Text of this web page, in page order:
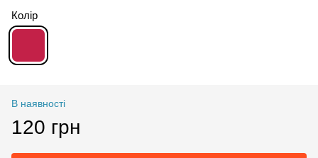
Колір
В наявності
120 грн